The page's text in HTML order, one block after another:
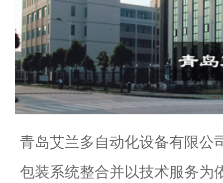
青岛艾兰多自动化设备有限公
包装系统整合并以技术服务为